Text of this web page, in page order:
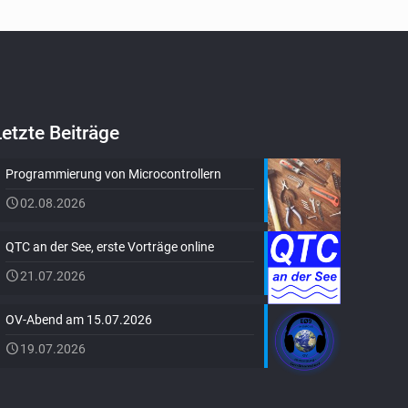
Beiträge
Programmierung von Microcontrollern
02.08.2026
QTC an der See, erste Vorträge online
21.07.2026
OV-Abend am 15.07.2026
19.07.2026